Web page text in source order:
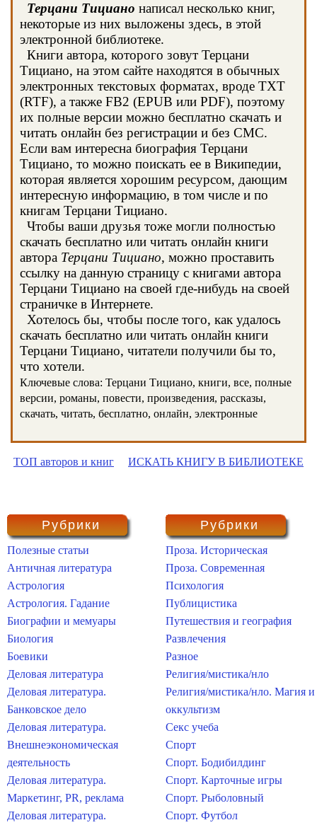
Терцани Тициано написал несколько книг,
некоторые из них выложены здесь, в этой
электронной библиотеке.
Книги автора, которого зовут Терцани
Тициано, на этом сайте находятся в обычных
электронных текстовых форматах, вроде TXT
(RTF), а также FB2 (EPUB или PDF), поэтому
их полные версии можно бесплатно скачать и
читать онлайн без регистрации и без СМС.
Если вам интересна биография Терцани
Тициано, то можно поискать ее в Википедии,
которая является хорошим ресурсом, дающим
интересную информацию, в том числе и по
книгам Терцани Тициано.
Чтобы ваши друзья тоже могли полностью
скачать бесплатно или читать онлайн книги
автора Терцани Тициано, можно проставить
ссылку на данную страницу с книгами автора
Терцани Тициано на своей где-нибудь на своей
страничке в Интернете.
Хотелось бы, чтобы после того, как удалось
скачать бесплатно или читать онлайн книги
Терцани Тициано, читатели получили бы то,
что хотели.
Ключевые слова: Терцани Тициано, книги, все, полные
версии, романы, повести, произведения, рассказы,
скачать, читать, бесплатно, онлайн, электронные
ТОП авторов и книг ИСКАТЬ КНИГУ В БИБЛИОТЕКЕ
Рубрики
Полезные статьи
Античная литература
Астрология
Астрология. Гадание
Биографии и мемуары
Биология
Боевики
Деловая литература
Деловая литература.
Банковское дело
Деловая литература.
Внешнеэкономическая
деятельность
Деловая литература.
Маркетинг, PR, реклама
Деловая литература.
Рубрики
Проза. Историческая
Проза. Современная
Психология
Публицистика
Путешествия и география
Развлечения
Разное
Религия/мистика/нло
Религия/мистика/нло. Магия и
оккультизм
Секс учеба
Спорт
Спорт. Бодибилдинг
Спорт. Карточные игры
Спорт. Рыболовный
Спорт. Футбол